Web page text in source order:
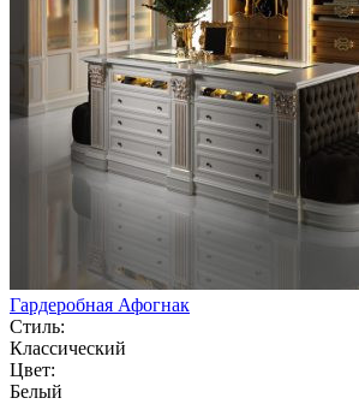
Гардеробная Афогнак
Стиль:
Классический
Цвет:
Белый